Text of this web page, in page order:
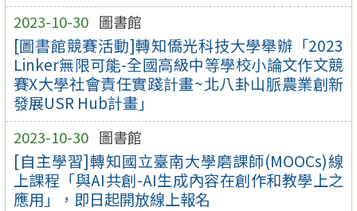
2023-10-30 圖書館
[圖書館競賽活動]轉知僑光科技大學舉辦「2023
Linker無限可能-全國高級中等學校小論文作文競
賽X大學社會責任實踐計畫~北八卦山脈農業創新
發展USR Hub計畫」
2023-10-30 圖書館
[自主學習]轉知國立臺南大學磨課師(MOOCs)線
上課程「與AI共創-AI生成內容在創作和教學上之
應用」，即日起開放線上報名